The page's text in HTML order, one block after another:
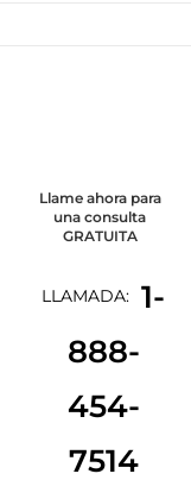
Llame ahora para
una consulta
GRATUITA
LLAMADA: 1-
888-
454-
7514